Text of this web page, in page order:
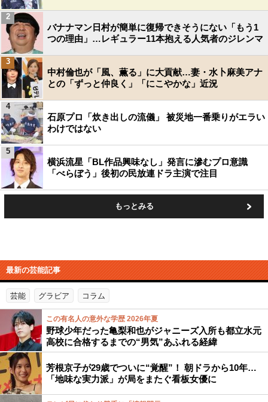
バナナマン日村が簡単に復帰できそうにない「もう1
つの理由」…レギュラー11本抱える人気者のジレンマ
2
中村倫也が「風、薫る」に大貢献…妻・水卜麻美アナ
との「ずっと仲良く」「にこやかな」近況
3
石原プロ「炊き出しの流儀」 被災地一番乗りがエラい
わけではない
4
横浜流星「BL作品興味なし」発言に滲むプロ意識
「べらぼう」後初の民放連ドラ主演で注目
5
もっとみる
最新の芸能記事
芸能 グラビア コラム
この有名人の意外な学歴 2026年夏
野球少年だった亀梨和也がジャニーズ入所も都立水元
高校に合格するまでの“男気”あふれる経緯
芳根京子が29歳でついに“覚醒”！ 朝ドラから10年…
「地味な実力派」が局をまたぐ看板女優に